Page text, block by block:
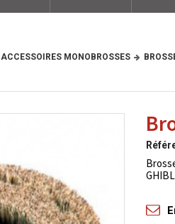
ACCESSOIRES MONOBROSSES